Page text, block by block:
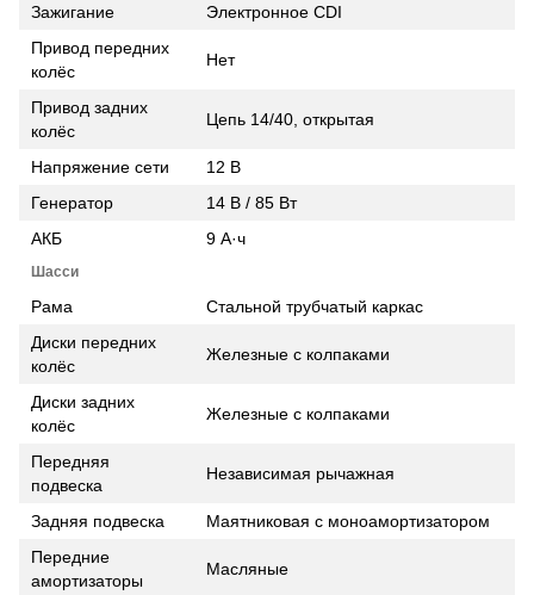
Зажигание
Электронное CDI
Привод передних
колёс
Нет
Привод задних
колёс
Цепь 14/40, открытая
Напряжение сети
12 В
Генератор
14 В / 85 Вт
АКБ
9 А·ч
Шасси
Рама
Стальной трубчатый каркас
Диски передних
колёс
Железные с колпаками
Диски задних
колёс
Железные с колпаками
Передняя
подвеска
Независимая рычажная
Задняя подвеска
Маятниковая с моноамортизатором
Передние
амортизаторы
Масляные